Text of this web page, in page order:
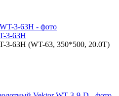
3-63H
3-63H (WT-63, 350*500, 20.0T)